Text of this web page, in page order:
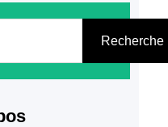
Recherche